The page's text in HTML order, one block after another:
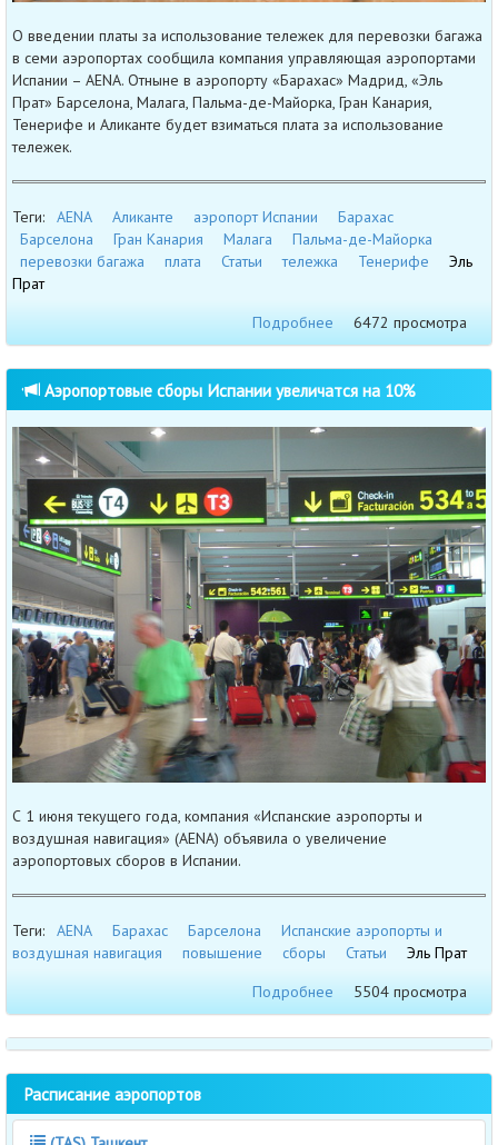
О введении платы за использование тележек для перевозки багажа
в семи аэропортах сообщила компания управляющая аэропортами
Испании – AENA. Отныне в аэропорту «Барахас» Мадрид, «Эль
Прат» Барселона, Малага, Пальма-де-Майорка, Гран Канария,
Тенерифе и Аликанте будет взиматься плата за использование
тележек.
Теги: AENA Аликанте аэропорт Испании
Барахас
Барселона
Гран Канария Малага
Пальма-де-Майорка
перевозки багажа
плата Статьи тележка Тенерифе
Эль
Прат
Подробнее
6472 просмотра
Аэропортовые сборы Испании увеличатся на 10%
С 1 июня текущего года, компания «Испанские аэропорты и
воздушная навигация» (AENA) объявила о увеличение
аэропортовых сборов в Испании.
Теги: AENA Барахас Барселона
Испанские аэропорты и
воздушная навигация
повышение сборы Статьи
Эль Прат
Подробнее
5504 просмотра
Расписание аэропортов